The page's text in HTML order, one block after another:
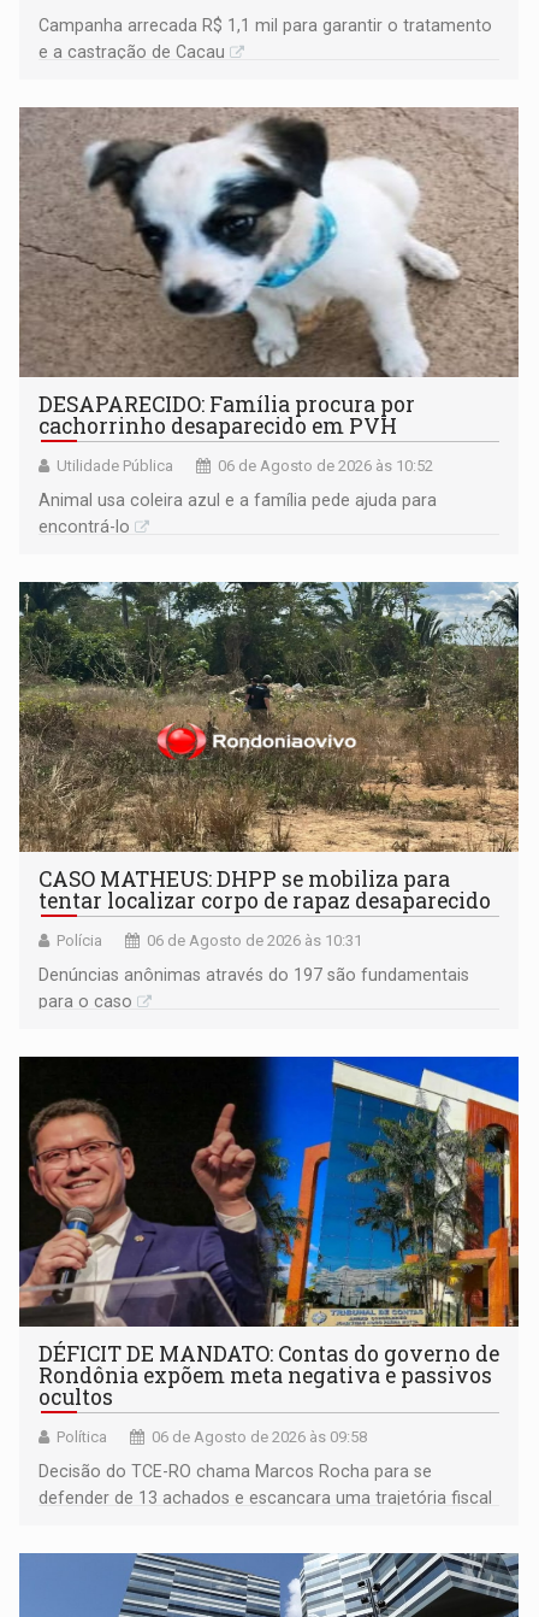
Campanha arrecada R$ 1,1 mil para garantir o tratamento
e a castração de Cacau
DESAPARECIDO: Família procura por
cachorrinho desaparecido em PVH
Utilidade Pública 06 de Agosto de 2026 às 10:52
Animal usa coleira azul e a família pede ajuda para
encontrá-lo
CASO MATHEUS: DHPP se mobiliza para
tentar localizar corpo de rapaz desaparecido
Polícia 06 de Agosto de 2026 às 10:31
Denúncias anônimas através do 197 são fundamentais
para o caso
DÉFICIT DE MANDATO: Contas do governo de
Rondônia expõem meta negativa e passivos
ocultos
Política 06 de Agosto de 2026 às 09:58
Decisão do TCE-RO chama Marcos Rocha para se
defender de 13 achados e escancara uma trajetória fiscal
mandato